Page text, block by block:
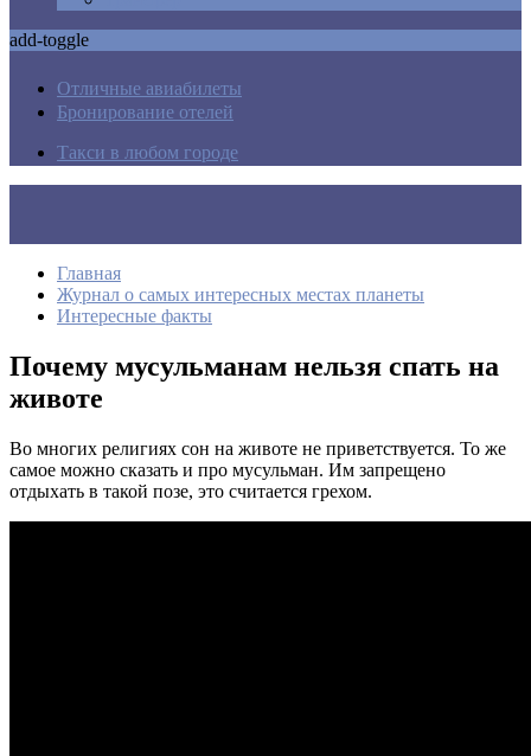
add-toggle
Отличные авиабилеты
Бронирование отелей
Такси в любом городе
Главная
Журнал о самых интересных местах планеты
Интересные факты
Почему мусульманам нельзя спать на
животе
Во многих религиях сон на животе не приветствуется. То же
самое можно сказать и про мусульман. Им запрещено
отдыхать в такой позе, это считается грехом.